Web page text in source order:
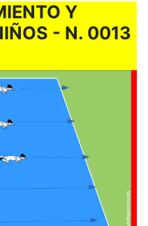
Y
- N. 0013